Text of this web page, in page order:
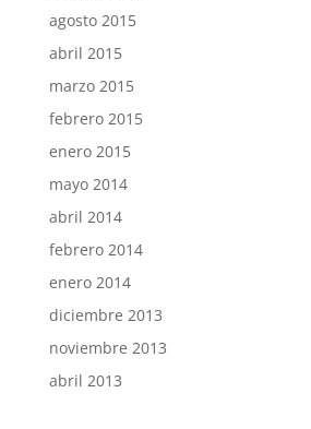
agosto 2015
abril 2015
marzo 2015
febrero 2015
enero 2015
mayo 2014
abril 2014
febrero 2014
enero 2014
diciembre 2013
noviembre 2013
abril 2013